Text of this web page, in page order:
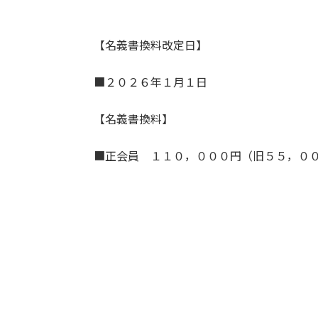
【名義書換料改定日】
■２０２６年１月１日
【名義書換料】
■正会員 １１０，０００円（旧５５，０